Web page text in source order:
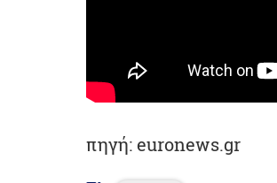
πηγή: euronews.gr